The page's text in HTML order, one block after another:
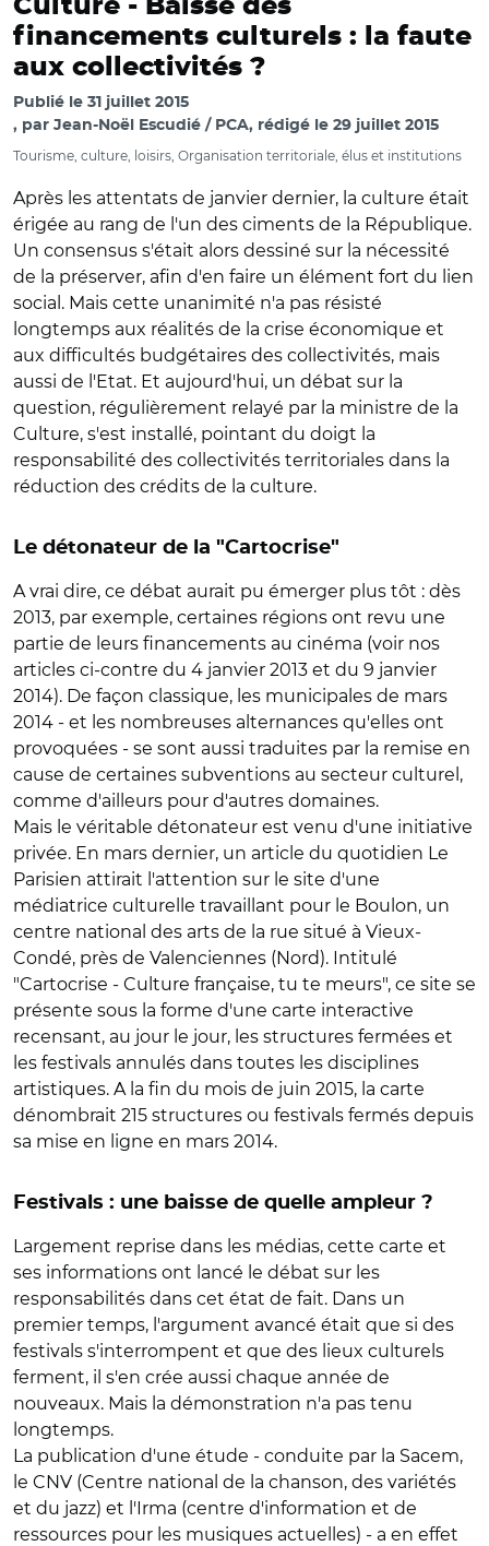
Culture - Baisse des
financements culturels : la faute
aux collectivités ?
Publié le 31 juillet 2015
par Jean-Noël Escudié / PCA, rédigé le 29 juillet 2015
Tourisme, culture, loisirs, Organisation territoriale, élus et institutions
Après les attentats de janvier dernier, la culture était
érigée au rang de l'un des ciments de la République.
Un consensus s'était alors dessiné sur la nécessité
de la préserver, afin d'en faire un élément fort du lien
social. Mais cette unanimité n'a pas résisté
longtemps aux réalités de la crise économique et
aux difficultés budgétaires des collectivités, mais
aussi de l'Etat. Et aujourd'hui, un débat sur la
question, régulièrement relayé par la ministre de la
Culture, s'est installé, pointant du doigt la
responsabilité des collectivités territoriales dans la
réduction des crédits de la culture.
Le détonateur de la "Cartocrise"
A vrai dire, ce débat aurait pu émerger plus tôt : dès
2013, par exemple, certaines régions ont revu une
partie de leurs financements au cinéma (voir nos
articles ci-contre du 4 janvier 2013 et du 9 janvier
2014). De façon classique, les municipales de mars
2014 - et les nombreuses alternances qu'elles ont
provoquées - se sont aussi traduites par la remise en
cause de certaines subventions au secteur culturel,
comme d'ailleurs pour d'autres domaines.
Mais le véritable détonateur est venu d'une initiative
privée. En mars dernier, un article du quotidien Le
Parisien attirait l'attention sur le site d'une
médiatrice culturelle travaillant pour le Boulon, un
centre national des arts de la rue situé à Vieux-
Condé, près de Valenciennes (Nord). Intitulé
"Cartocrise - Culture française, tu te meurs", ce site se
présente sous la forme d'une carte interactive
recensant, au jour le jour, les structures fermées et
les festivals annulés dans toutes les disciplines
artistiques. A la fin du mois de juin 2015, la carte
dénombrait 215 structures ou festivals fermés depuis
sa mise en ligne en mars 2014.
Festivals : une baisse de quelle ampleur ?
Largement reprise dans les médias, cette carte et
ses informations ont lancé le débat sur les
responsabilités dans cet état de fait. Dans un
premier temps, l'argument avancé était que si des
festivals s'interrompent et que des lieux culturels
ferment, il s'en crée aussi chaque année de
nouveaux. Mais la démonstration n'a pas tenu
longtemps.
La publication d'une étude - conduite par la Sacem,
le CNV (Centre national de la chanson, des variétés
et du jazz) et l'Irma (centre d'information et de
ressources pour les musiques actuelles) - a en effet